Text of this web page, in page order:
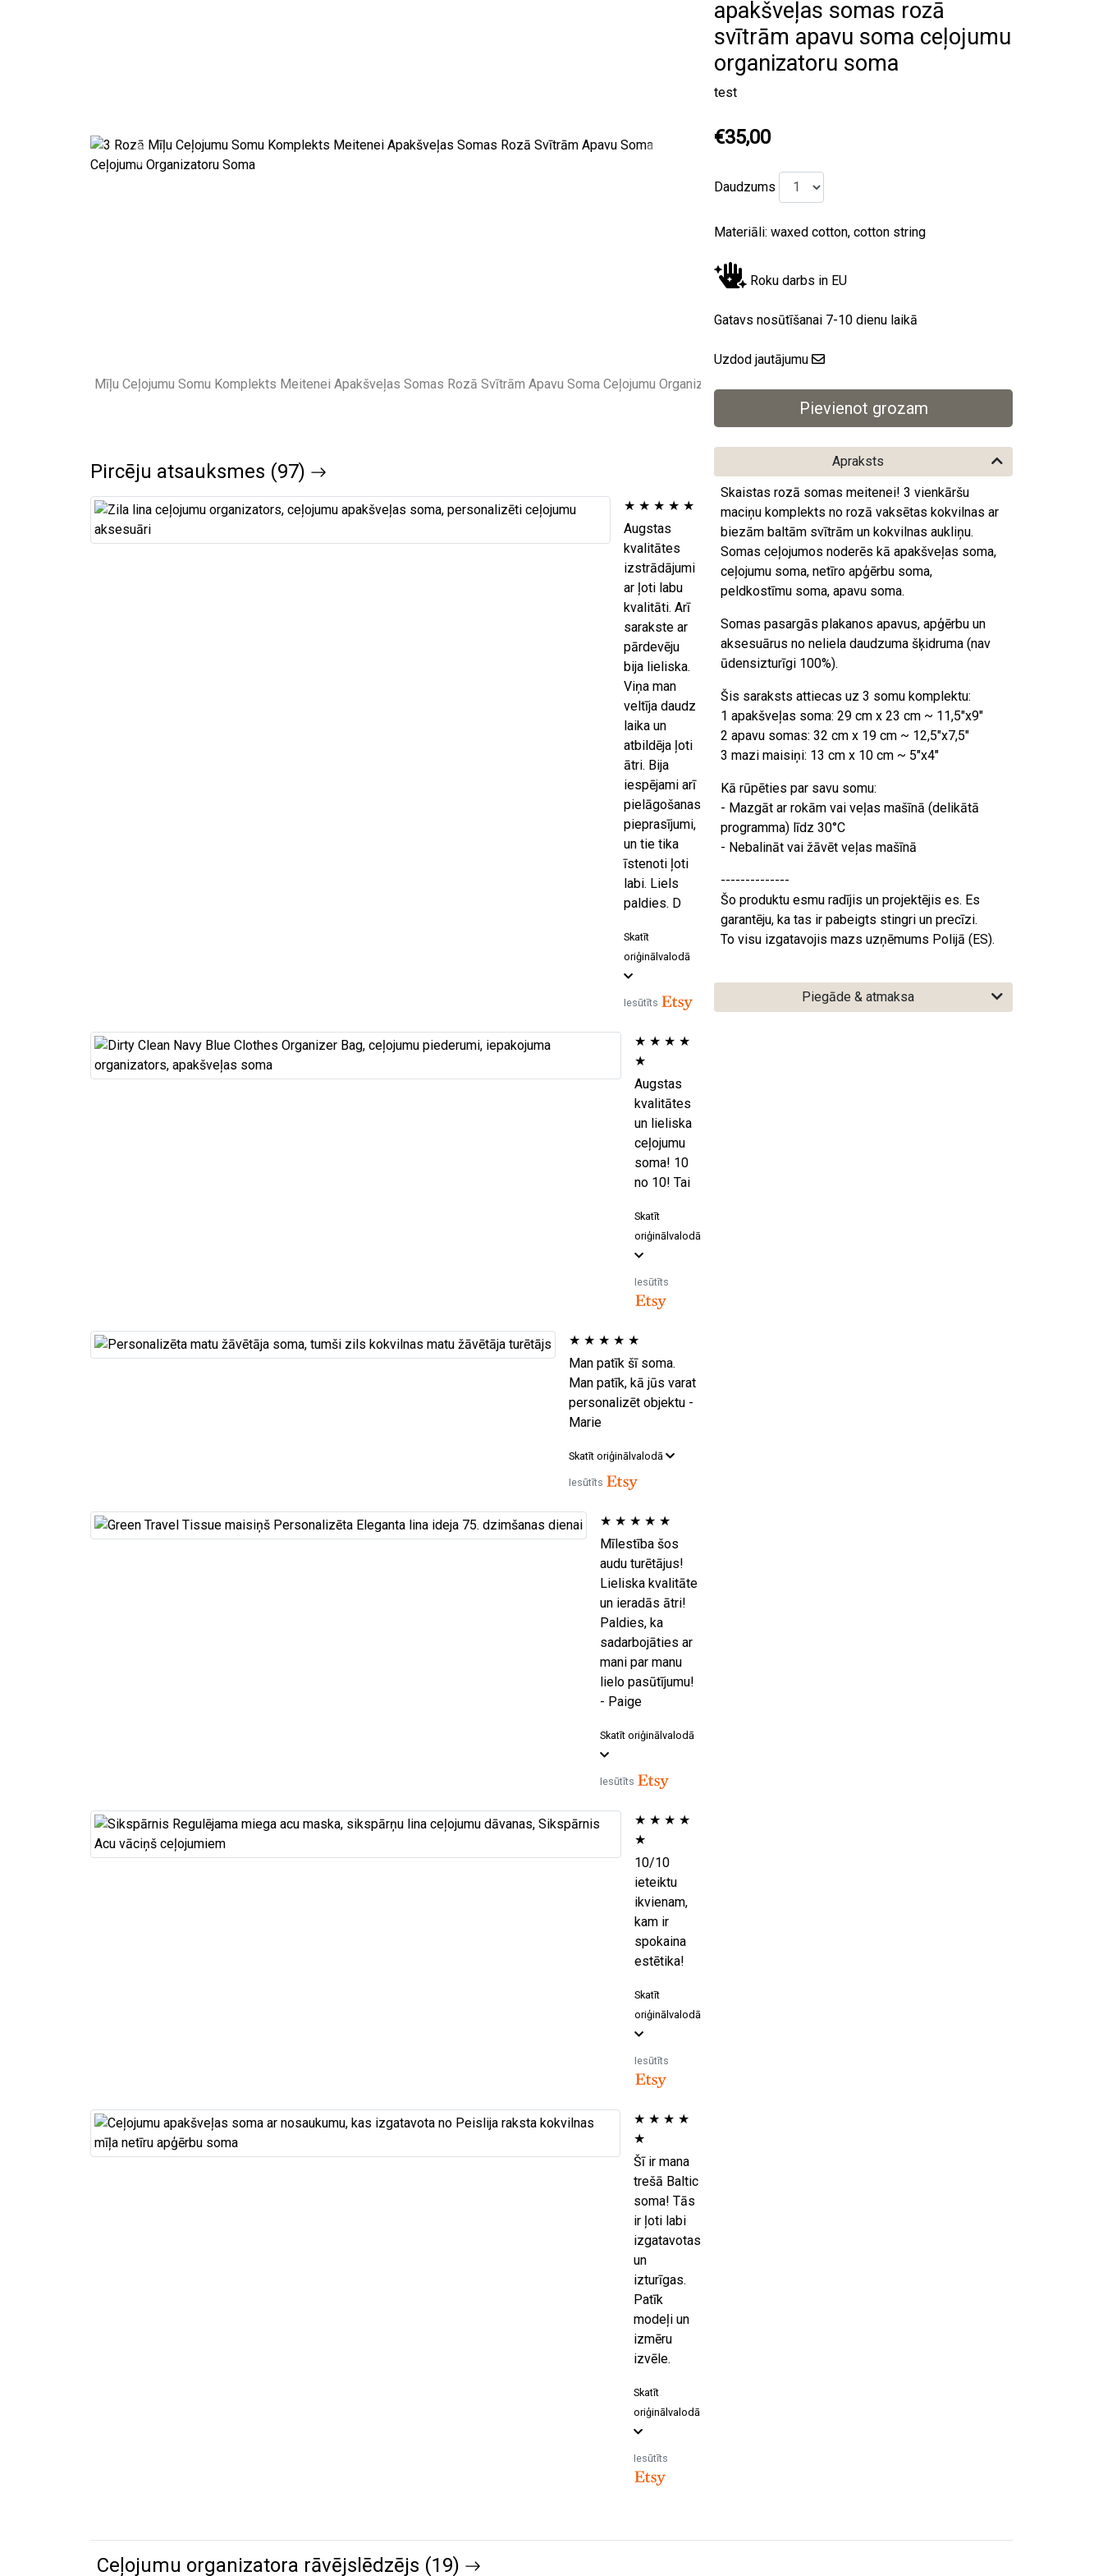
Previous
apakšveļas somas rozā
svītrām apavu soma ceļojumu
organizatoru soma
test
€35,00
Daudzums
Materiāli: waxed cotton, cotton string
Roku darbs in EU
Gatavs nosūtīšanai 7-10 dienu laikā
Uzdod jautājumu
Apraksts
Skaistas rozā somas meitenei! 3 vienkāršu
maciņu komplekts no rozā vaksētas kokvilnas ar
biezām baltām svītrām un kokvilnas aukliņu.
Somas ceļojumos noderēs kā apakšveļas soma,
ceļojumu soma, netīro apģērbu soma,
peldkostīmu soma, apavu soma.
Somas pasargās plakanos apavus, apģērbu un
aksesuārus no neliela daudzuma šķidruma (nav
ūdensizturīgi 100%).
Šis saraksts attiecas uz 3 somu komplektu:
1 apakšveļas soma: 29 cm x 23 cm ~ 11,5"x9"
2 apavu somas: 32 cm x 19 cm ~ 12,5"x7,5"
3 mazi maisiņi: 13 cm x 10 cm ~ 5"x4"
Kā rūpēties par savu somu:
- Mazgāt ar rokām vai veļas mašīnā (delikātā
programma) līdz 30°C
- Nebalināt vai žāvēt veļas mašīnā
--------------
Šo produktu esmu radījis un projektējis es. Es
garantēju, ka tas ir pabeigts stingri un precīzi.
To visu izgatavojis mazs uzņēmums Polijā (ES).
Piegāde & atmaksa
Pircēju atsauksmes (97)
★ ★ ★ ★ ★
Augstas
kvalitātes
izstrādājumi
ar ļoti labu
kvalitāti. Arī
sarakste ar
pārdevēju
bija lieliska.
Viņa man
veltīja daudz
laika un
atbildēja ļoti
ātri. Bija
iespējami arī
pielāgošanas
pieprasījumi,
un tie tika
īstenoti ļoti
labi. Liels
paldies. D
Skatīt
oriģinālvalodā
Iesūtīts
★ ★ ★ ★
★
Augstas
kvalitātes
un lieliska
ceļojumu
soma! 10
no 10! Tai
Skatīt
oriģinālvalodā
Iesūtīts
★ ★ ★ ★ ★
Man patīk šī soma.
Man patīk, kā jūs varat
personalizēt objektu -
Marie
Skatīt oriģinālvalodā
Iesūtīts
★ ★ ★ ★ ★
Mīlestība šos
audu turētājus!
Lieliska kvalitāte
un ieradās ātri!
Paldies, ka
sadarbojāties ar
mani par manu
lielo pasūtījumu!
- Paige
Skatīt oriģinālvalodā
Iesūtīts
★ ★ ★ ★
★
10/10
ieteiktu
ikvienam,
kam ir
spokaina
estētika!
Skatīt
oriģinālvalodā
Iesūtīts
★ ★ ★ ★
★
Šī ir mana
trešā Baltic
soma! Tās
ir ļoti labi
izgatavotas
un
izturīgas.
Patīk
modeļi un
izmēru
izvēle.
Skatīt
oriģinālvalodā
Iesūtīts
Ceļojumu organizatora rāvējslēdzējs (19)